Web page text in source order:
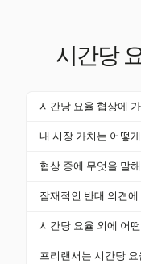
시간당
시간당 요율 협상에
가장 좋은 전략은
을 계산하며, 자신
밍을 채용 제안이
내 시장 가치는 어떻
미국 노동 통계국
시장 가치를 결정
협상 중에 무엇을 말
협상 중에는 자신
주장을 뒷받침하세
잠재적인 반대 의견
반대 의견에 대비
는지를 강조하세
시간당 요율 외에 어
유급 휴가, 유연한
프리랜서는 시간당